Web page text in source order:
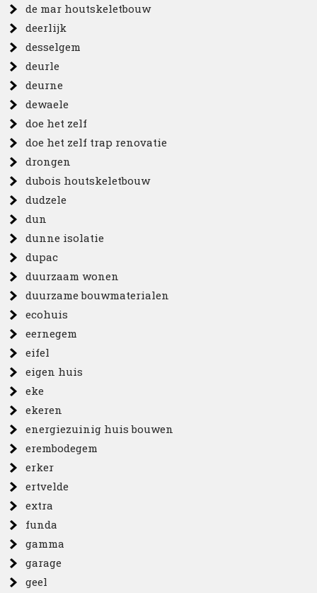
de mar houtskeletbouw
deerlijk
desselgem
deurle
deurne
dewaele
doe het zelf
doe het zelf trap renovatie
drongen
dubois houtskeletbouw
dudzele
dun
dunne isolatie
dupac
duurzaam wonen
duurzame bouwmaterialen
ecohuis
eernegem
eifel
eigen huis
eke
ekeren
energiezuinig huis bouwen
erembodegem
erker
ertvelde
extra
funda
gamma
garage
geel